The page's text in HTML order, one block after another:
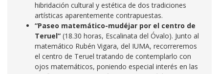
hibridación cultural y estética de dos tradiciones
artísticas aparentemente contrapuestas.
“Paseo matemático-mudéjar por el centro de
Teruel” (18.30 horas, Escalinata del Óvalo). Junto al
matemático Rubén Vigara, del IUMA, recorreremos
el centro de Teruel tratando de contemplarlo con
ojos matemáticos, poniendo especial interés en las